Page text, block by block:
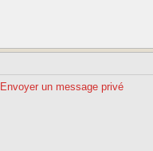
Envoyer un message privé